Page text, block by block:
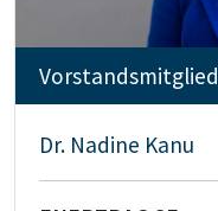
Vorstandsmitglied
Dr. Nadine Kanu